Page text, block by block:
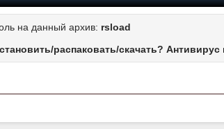
на данный архив: rsload
распаковать/скачать?